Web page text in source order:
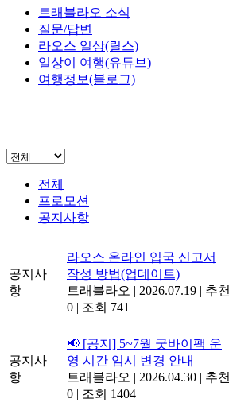
트래블라오 소식
질문/답변
라오스 일상(릴스)
일상이 여행(유튜브)
여행정보(블로그)
전체
프로모션
공지사항
공지사
항
라오스 온라인 입국 신고서
작성 방법(업데이트)
트래블라오 | 2026.07.19 | 추천
0 | 조회 741
공지사
항
📢 [공지] 5~7월 굿바이팩 운
영 시간 임시 변경 안내
트래블라오 | 2026.04.30 | 추천
0 | 조회 1404